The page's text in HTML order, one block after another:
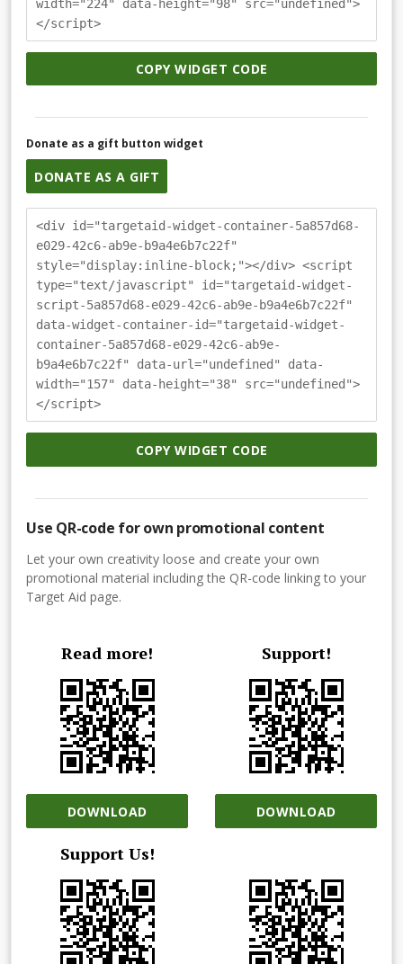
width="224" data-height="98" src="undefined">
</script>
COPY WIDGET CODE
Donate as a gift button widget
DONATE AS A GIFT
<div id="targetaid-widget-container-5a857d68-
e029-42c6-ab9e-b9a4e6b7c22f"
style="display:inline-block;"></div> <script
type="text/javascript" id="targetaid-widget-
script-5a857d68-e029-42c6-ab9e-b9a4e6b7c22f"
data-widget-container-id="targetaid-widget-
container-5a857d68-e029-42c6-ab9e-
b9a4e6b7c22f" data-url="undefined" data-
width="157" data-height="38" src="undefined">
</script>
COPY WIDGET CODE
Use QR-code for own promotional content
Let your own creativity loose and create your own
promotional material including the QR-code linking to your
Target Aid page.
Read more!
DOWNLOAD
Support!
DOWNLOAD
Support Us!